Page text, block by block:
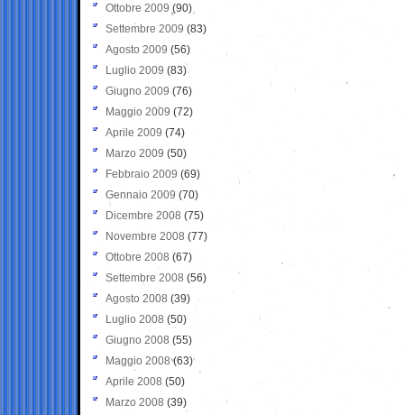
Ottobre 2009 (90)
Settembre 2009 (83)
Agosto 2009 (56)
Luglio 2009 (83)
Giugno 2009 (76)
Maggio 2009 (72)
Aprile 2009 (74)
Marzo 2009 (50)
Febbraio 2009 (69)
Gennaio 2009 (70)
Dicembre 2008 (75)
Novembre 2008 (77)
Ottobre 2008 (67)
Settembre 2008 (56)
Agosto 2008 (39)
Luglio 2008 (50)
Giugno 2008 (55)
Maggio 2008(63)
Aprile 2008 (50)
Marzo 2008 (39)